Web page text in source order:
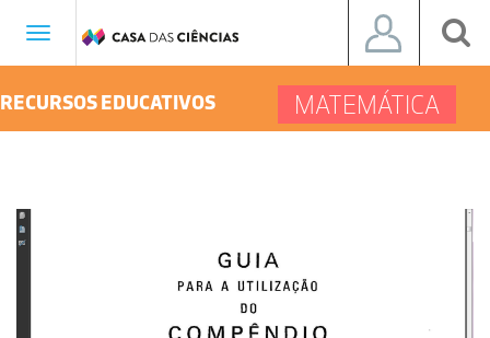
Toggle
RECURSOS EDUCATIVOS MATEMÁTICA